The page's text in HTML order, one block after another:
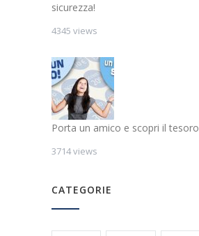
sicurezza!
4345 views
Porta un amico e scopri il tesoro
3714 views
CATEGORIE